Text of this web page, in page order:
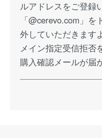
ルアドレスをご登録
「@cerevo.com」
外していただきます
メイン指定受信拒否
購入確認メールが届